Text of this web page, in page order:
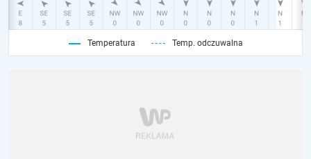
Temperatura Temp. odczuwalna